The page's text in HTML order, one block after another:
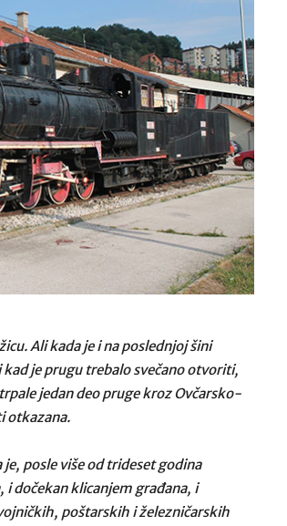
Ali kada je i na poslednjoj šini
je prugu trebalo svečano otvoriti,
jedan deo pruge kroz Ovčarsko-
otkazana.
posle više od trideset godina
i dočekan klicanjem građana, i
poštarskih i železničarskih